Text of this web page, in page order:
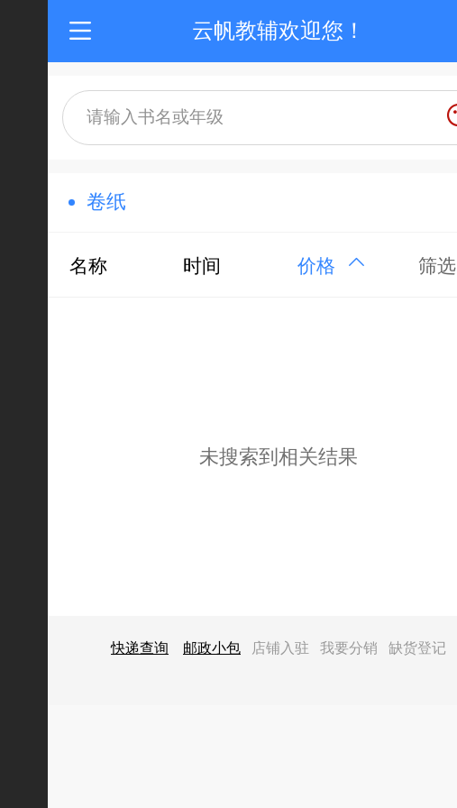
云帆教辅欢迎您！
请输入书名或年级
卷纸
名称 时间 价格 筛选
未搜索到相关结果
快递查询 邮政小包 ‍ 店铺入驻 我要分销 缺货登记